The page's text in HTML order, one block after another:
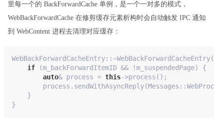
里每一个的 BackForwardCache 单例，是一个一对多的模式，
WebBackForwardCache 在修剪缓存元素析构时会自动触发 IPC 通知
到 WebContent 进程去清理对应缓存：
if (m_backForwardItemID && !m_suspendedPage) {
auto& process = this->process();
    }
}